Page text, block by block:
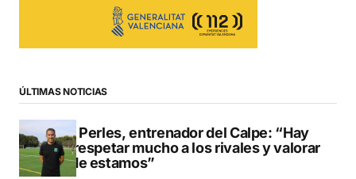
ÚLTIMAS NOTICIAS
Pere Perles, entrenador del Calpe: “Hay
que respetar mucho a los rivales y valorar
dónde estamos”